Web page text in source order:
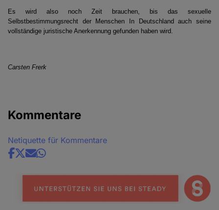
Es wird also noch Zeit brauchen, bis das sexuelle
Selbstbestimmungsrecht der Menschen In Deutschland auch seine
vollständige juristische Anerkennung gefunden haben wird.
Carsten Frerk
Kommentare
Netiquette für Kommentare
Share
news